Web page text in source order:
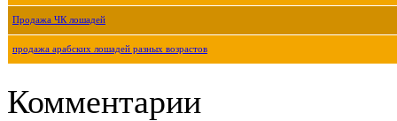
Продажа ЧК лошадей
продажа арабских лошадей разных возрастов
Комментарии